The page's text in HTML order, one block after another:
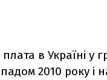
в Україні у
2010 року і